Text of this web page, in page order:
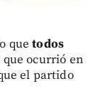
quetodos
que ocurrió en
el partido